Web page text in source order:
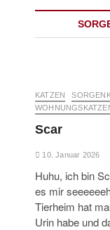
KATZEN
Scar
10. Januar 2026
Huhu, ich bin
es mir
Tierheim hat
Urin habe und